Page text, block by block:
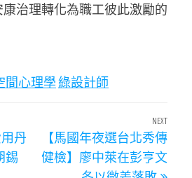
治理轉化為職工彼此激勵的
間心理學綠設計師
丹
錫
Next
Post
NEXT
【馬國年夜選台北秀傳
健檢】廖中萊在彭亨文